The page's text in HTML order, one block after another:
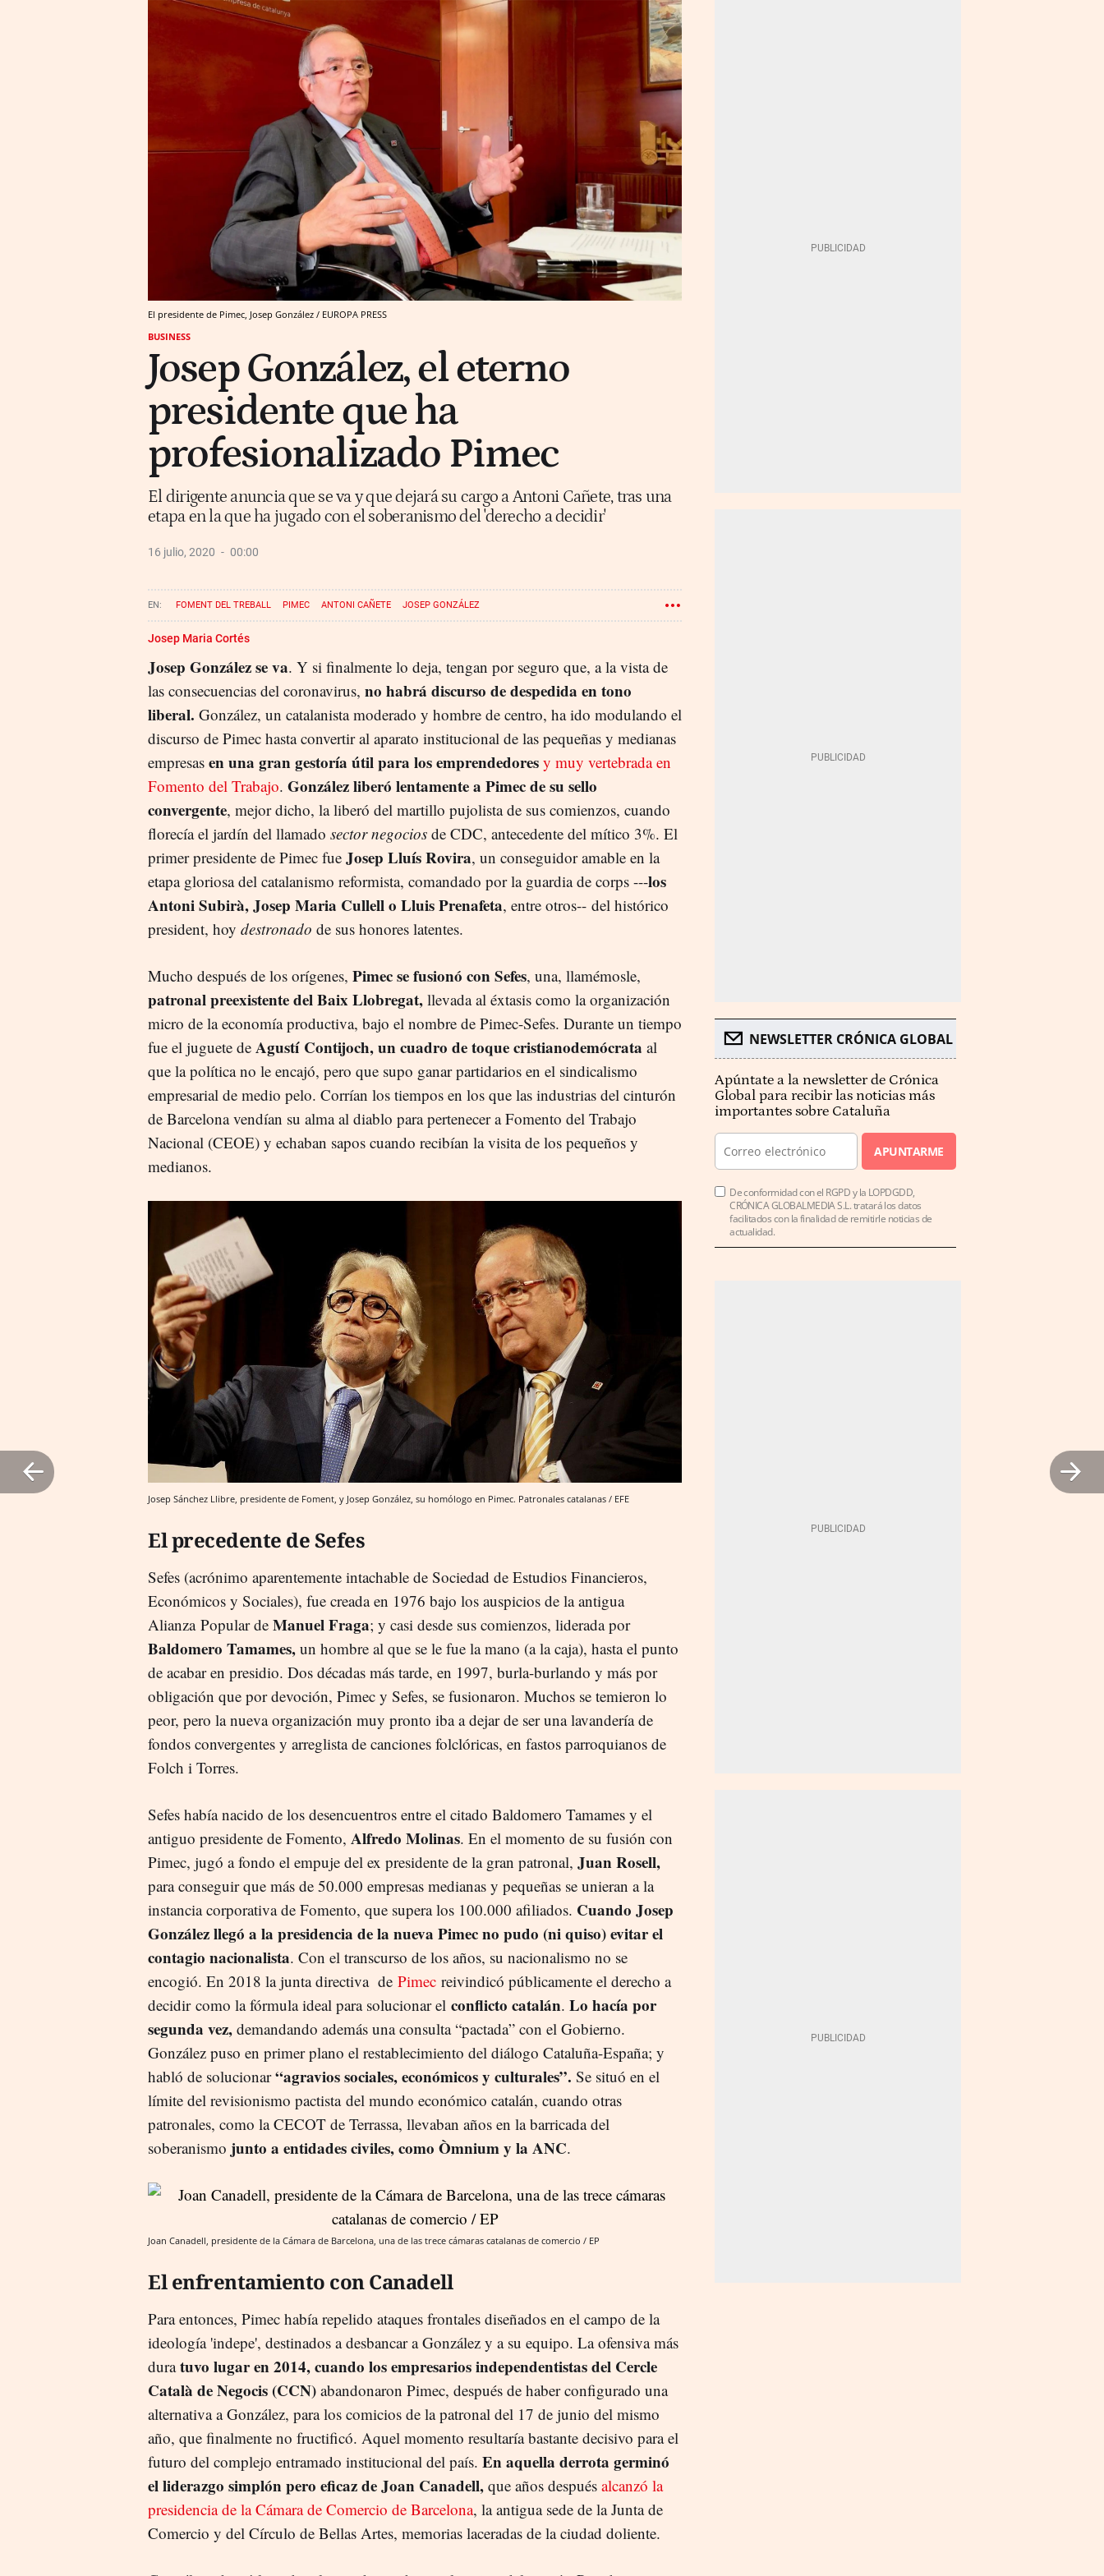
El presidente de Pimec, Josep González / EUROPA PRESS
BUSINESS
Josep González, el eterno
presidente que ha
profesionalizado Pimec
El dirigente anuncia que se va y que dejará su cargo a Antoni Cañete, tras una
etapa en la que ha jugado con el soberanismo del 'derecho a decidir'
16 julio, 2020 00:00
FOMENT DEL TREBALL PIMEC ANTONI CAÑETE JOSEP GONZÁLEZ
Josep Maria Cortés
Josep González se va. Y si finalmente lo deja, tengan por seguro que, a la vista de
las consecuencias del coronavirus, no habrá discurso de despedida en tono
liberal. González, un catalanista moderado y hombre de centro, ha ido modulando el
discurso de Pimec hasta convertir al aparato institucional de las pequeñas y medianas
empresas en una gran gestoría útil para los emprendedores y muy vertebrada en
Fomento del Trabajo. González liberó lentamente a Pimec de su sello
convergente, mejor dicho, la liberó del martillo pujolista de sus comienzos, cuando
florecía el jardín del llamado sector negocios de CDC, antecedente del mítico 3%. El
primer presidente de Pimec fue Josep Lluís Rovira, un conseguidor amable en la
etapa gloriosa del catalanismo reformista, comandado por la guardia de corps ---los
Antoni Subirà, Josep Maria Cullell o Lluis Prenafeta, entre otros-- del histórico
president, hoy destronado de sus honores latentes.
Mucho después de los orígenes, Pimec se fusionó con Sefes, una, llamémosle,
patronal preexistente del Baix Llobregat, llevada al éxtasis como la organización
micro de la economía productiva, bajo el nombre de Pimec-Sefes. Durante un tiempo
fue el juguete de Agustí Contijoch, un cuadro de toque cristianodemócrata al
que la política no le encajó, pero que supo ganar partidarios en el sindicalismo
empresarial de medio pelo. Corrían los tiempos en los que las industrias del cinturón
de Barcelona vendían su alma al diablo para pertenecer a Fomento del Trabajo
Nacional (CEOE) y echaban sapos cuando recibían la visita de los pequeños y
medianos.
Josep Sánchez Llibre, presidente de Foment, y Josep González, su homólogo en Pimec. Patronales catalanas / EFE
El precedente de Sefes
Sefes (acrónimo aparentemente intachable de Sociedad de Estudios Financieros,
Económicos y Sociales), fue creada en 1976 bajo los auspicios de la antigua
Alianza Popular de Manuel Fraga; y casi desde sus comienzos, liderada por
Baldomero Tamames, un hombre al que se le fue la mano (a la caja), hasta el punto
de acabar en presidio. Dos décadas más tarde, en 1997, burla-burlando y más por
obligación que por devoción, Pimec y Sefes, se fusionaron. Muchos se temieron lo
peor, pero la nueva organización muy pronto iba a dejar de ser una lavandería de
fondos convergentes y arreglista de canciones folclóricas, en fastos parroquianos de
Folch i Torres.
Sefes había nacido de los desencuentros entre el citado Baldomero Tamames y el
antiguo presidente de Fomento, Alfredo Molinas. En el momento de su fusión con
Pimec, jugó a fondo el empuje del ex presidente de la gran patronal, Juan Rosell,
para conseguir que más de 50.000 empresas medianas y pequeñas se unieran a la
instancia corporativa de Fomento, que supera los 100.000 afiliados. Cuando Josep
González llegó a la presidencia de la nueva Pimec no pudo (ni quiso) evitar el
contagio nacionalista. Con el transcurso de los años, su nacionalismo no se
encogió. En 2018 la junta directiva de Pimec reivindicó públicamente el derecho a
decidir como la fórmula ideal para solucionar el conflicto catalán. Lo hacía por
segunda vez, demandando además una consulta “pactada” con el Gobierno.
González puso en primer plano el restablecimiento del diálogo Cataluña-España; y
habló de solucionar“agravios sociales, económicos y culturales”. Se situó en el
límite del revisionismo pactista del mundo económico catalán, cuando otras
patronales, como la CECOT de Terrassa, llevaban años en la barricada del
soberanismo junto a entidades civiles, como Òmnium y la ANC.
Joan Canadell, presidente de la Cámara de Barcelona, una de las trece cámaras catalanas de comercio / EP
El enfrentamiento con Canadell
Para entonces, Pimec había repelido ataques frontales diseñados en el campo de la
ideología 'indepe', destinados a desbancar a González y a su equipo. La ofensiva más
duratuvo lugar en 2014, cuando los empresarios independentistas del Cercle
Català de Negocis (CCN) abandonaron Pimec, después de haber configurado una
alternativa a González, para los comicios de la patronal del 17 de junio del mismo
año, que finalmente no fructificó. Aquel momento resultaría bastante decisivo para el
futuro del complejo entramado institucional del país. En aquella derrota germinó
el liderazgo simplón pero eficaz de Joan Canadell, que años después alcanzó la
presidencia de la Cámara de Comercio de Barcelona, la antigua sede de la Junta de
Comercio y del Círculo de Bellas Artes, memorias laceradas de la ciudad doliente.
NEWSLETTER CRÓNICA GLOBAL
Apúntate a la newsletter de Crónica
Global para recibir las noticias más
importantes sobre Cataluña
APUNTARME
De conformidad con el RGPD y la LOPDGDD,
CRÓNICA GLOBALMEDIA S.L. tratará los datos
facilitados con la finalidad de remitirle noticias de
actualidad.